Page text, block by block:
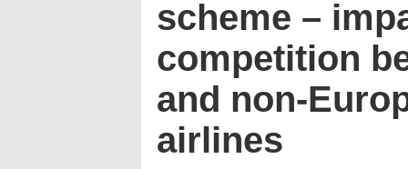
scheme –
competition
and non-
airlines